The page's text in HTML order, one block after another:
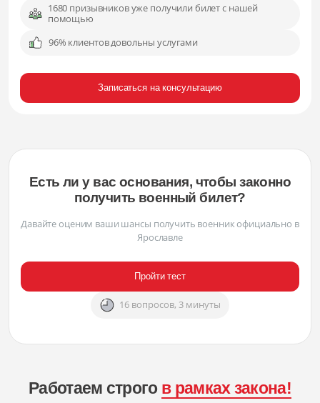
Записаться на консультацию
1680 призывников уже получили билет с нашей
помощью
96% клиентов довольны услугами
Есть ли у вас основания, чтобы законно
получить военный билет?
Давайте оценим ваши шансы получить военник официально в
Ярославле
Пройти тест
16 вопросов, 3 минуты
Работаем строго в рамках закона!